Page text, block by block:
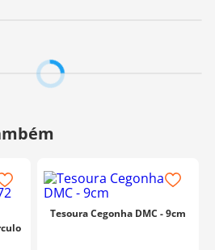
Tesoura Cegonha DMC - 9cm